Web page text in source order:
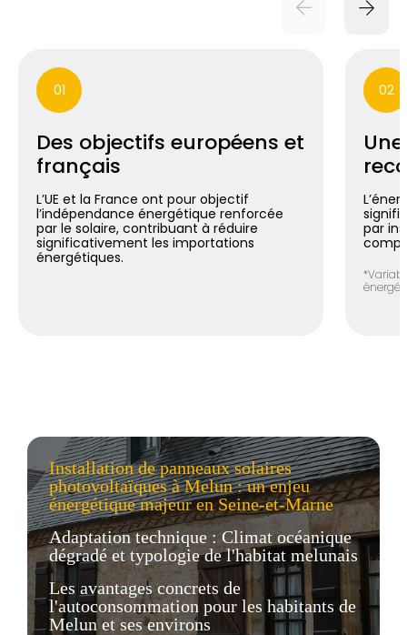
01
Des objectifs européens et
français
L’UE et la France ont pour objectif
l’indépendance énergétique renforcée
par le solaire, contribuant à réduire
significativement les importations
énergétiques.
02
par
Installation de panneaux solaires
photovoltaïques à Melun : un enjeu
énergétique majeur en Seine-et-Marne
Adaptation technique : Climat océanique
dégradé et typologie de l'habitat melunais
Les avantages concrets de
l'autoconsommation pour les habitants de
Melun et ses environs